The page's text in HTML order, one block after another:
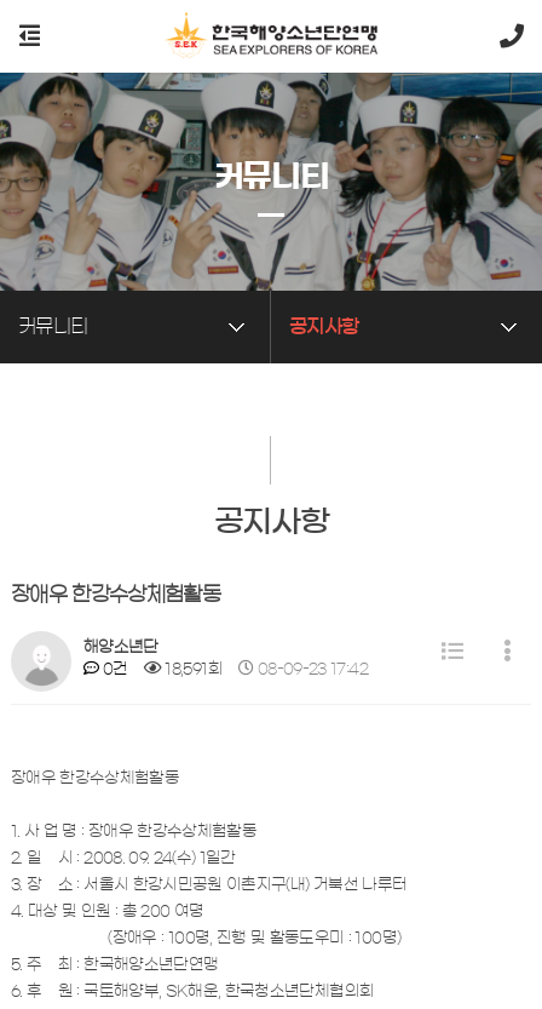
커뮤니티 공지사항
커뮤니티
공지사항
장애우 한강수상체험활동
해양소년단
0건
18,591회 08-09-23 17:42
장애우 한강수상체험활동
1. 사 업 명 : 장애우 한강수상체험활동
2. 일 시 : 2008. 09. 24(수) 1일간
3. 장 소 : 서울시 한강시민공원 이촌지구(내) 거북선 나루터
4. 대상 및 인원 : 총 200 여명
(장애우 : 100명, 진행 및 활동도우미 : 100명)
5. 주 최 : 한국해양소년단연맹
6. 후 원 : 국토해양부, SK해운, 한국청소년단체협의회